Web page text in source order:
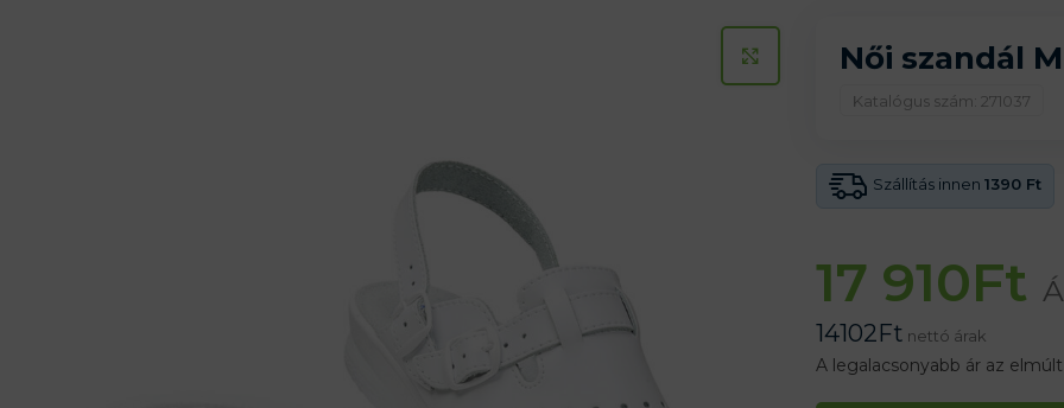
KATTINTS A KINAGYÍTÁSHOZ
Női szandál
Katalógus szám: 271037
Szállítás innen 1390 Ft
17 910Ft
14102Ft nettó árak
A legalacsonyabb ár az